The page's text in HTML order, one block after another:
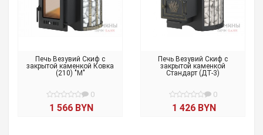
Печь Везувий Скиф с
закрытой каменкой Ковка
(210) "М"
0
1 566 BYN
Печь Везувий Скиф с
закрытой каменкой
Стандарт (ДТ-3)
0
1 426 BYN